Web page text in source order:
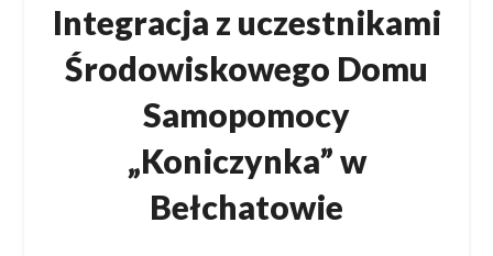
Integracja z uczestnikami
Środowiskowego Domu
Samopomocy
„Koniczynka” w
Bełchatowie